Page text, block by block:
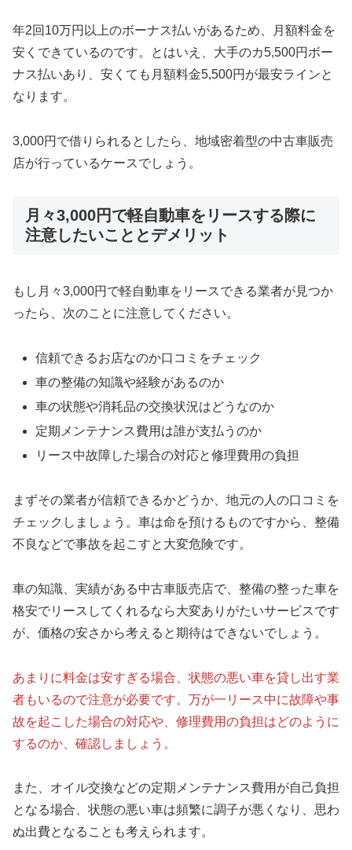
年2回10万円以上のボーナス払いがあるため、月額料金を
安くできているのです。とはいえ、大手のカ5,500円ボー
ナス払いあり、安くても月額料金5,500円が最安ラインと
なります。
3,000円で借りられるとしたら、地域密着型の中古車販売
店が行っているケースでしょう。
月々3,000円で軽自動車をリースする際に
注意したいこととデメリット
もし月々3,000円で軽自動車をリースできる業者が見つか
ったら、次のことに注意してください。
信頼できるお店なのか口コミをチェック
車の整備の知識や経験があるのか
車の状態や消耗品の交換状況はどうなのか
定期メンテナンス費用は誰が支払うのか
リース中故障した場合の対応と修理費用の負担
まずその業者が信頼できるかどうか、地元の人の口コミを
チェックしましょう。車は命を預けるものですから、整備
不良などで事故を起こすと大変危険です。
車の知識、実績がある中古車販売店で、整備の整った車を
格安でリースしてくれるなら大変ありがたいサービスです
が、価格の安さから考えると期待はできないでしょう。
あまりに料金は安すぎる場合、状態の悪い車を貸し出す業
者もいるので注意が必要です。万が一リース中に故障や事
故を起こした場合の対応や、修理費用の負担はどのように
するのか、確認しましょう。
また、オイル交換などの定期メンテナンス費用が自己負担
となる場合、状態の悪い車は頻繁に調子が悪くなり、思わ
ぬ出費となることも考えられます。